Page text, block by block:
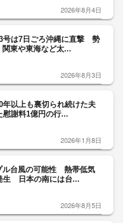
2026年8月4日
号は7日ごろ沖縄に直撃 勢
東や東海など太...
2026年8月3日
以上も裏切られ続けた夫
慰謝料1億円の行...
2026年1月8日
ル台風の可能性 熱帯低気
生 日本の南には台...
2026年8月5日